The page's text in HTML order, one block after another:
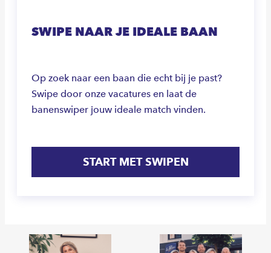
SWIPE NAAR JE IDEALE BAAN
Op zoek naar een baan die echt bij je past?
Swipe door onze vacatures en laat de
banenswiper jouw ideale match vinden.
START MET SWIPEN